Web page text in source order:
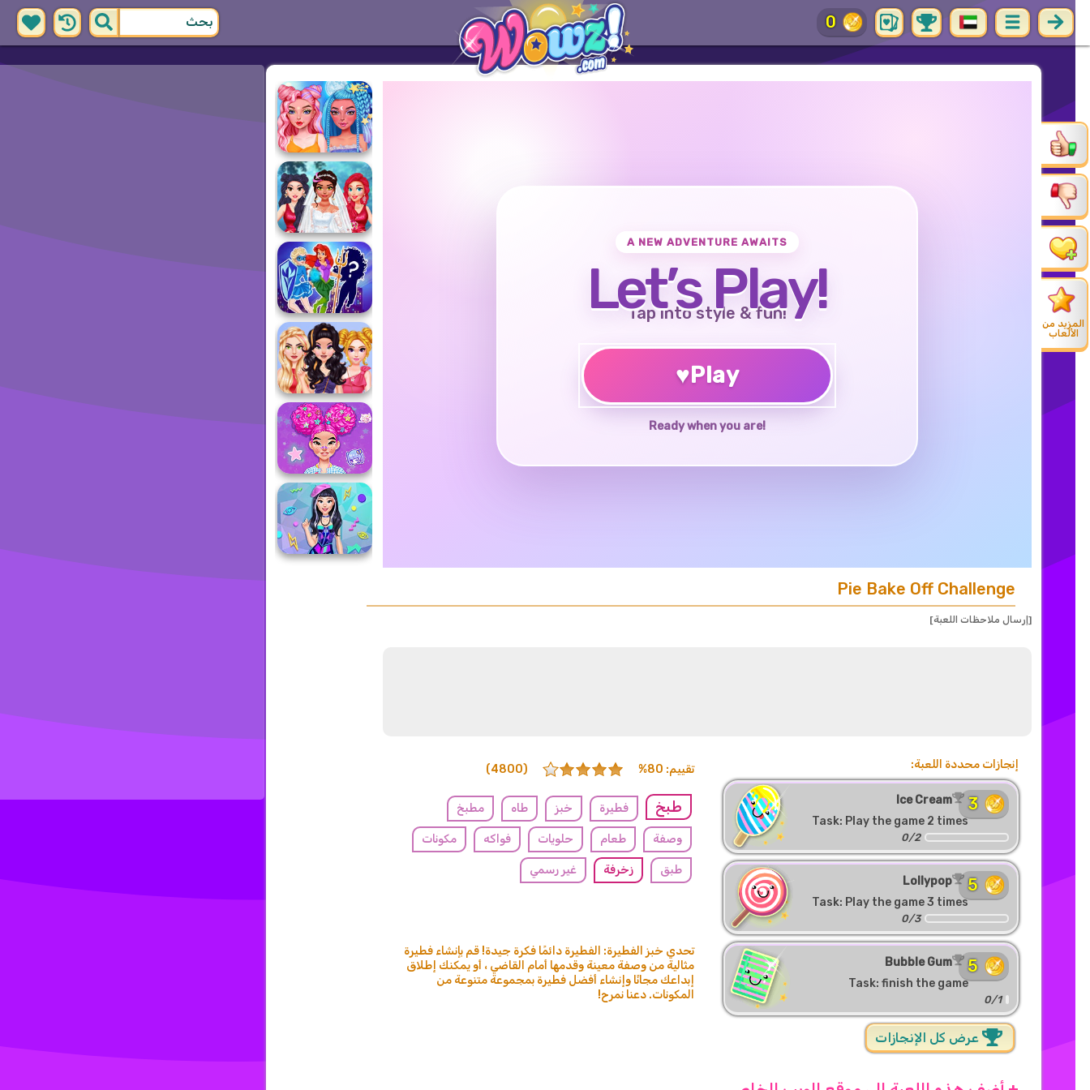
0
المزيد من
الألعاب
A NEW ADVENTURE AWAITS
Let’s Play!
Tap into style & fun!
♥Play
Ready when you are!
Pie Bake Off Challenge
[إرسال ملاحظات اللعبة]
تقييم: 80% (4800)
طبخ فطيرة خبز طاه مطبخ
وصفة طعام حلويات فواكه مكونات
طبق زخرفة غير رسمي
تحدي خبز الفطيرة: الفطيرة دائمًا فكرة جيدة! قم بإنشاء فطيرة
مثالية من وصفة معينة وقدمها أمام القاضي ، أو يمكنك إطلاق
إبداعك مجانًا وإنشاء أفضل فطيرة بمجموعة متنوعة من
المكونات. دعنا نمرح!
إنجازات محددة اللعبة:
Ice Cream
Task: Play the game 2 times
3
0/2
Lollypop
Task: Play the game 3 times
5
0/3
Bubble Gum
Task: finish the game
5
0/1
عرض كل الإنجازات